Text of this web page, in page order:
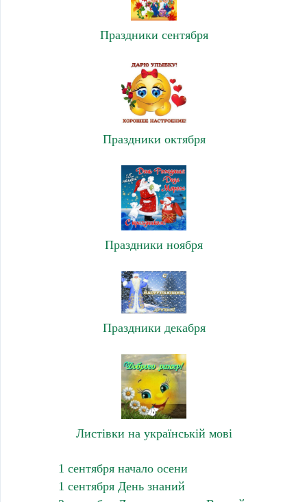
Праздники сентября
Праздники октября
Праздники ноября
Праздники декабря
Листівки на українській мові
1 сентября начало осени
1 сентября День знаний